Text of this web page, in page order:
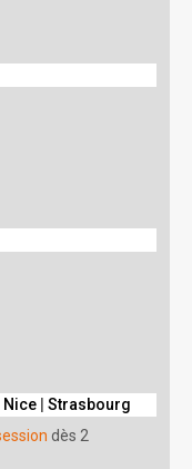
Nice | Strasbourg
dès 2